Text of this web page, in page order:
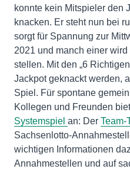
konnte kein Mitspieler den
knacken. Er steht nun bei
sorgt für Spannung zur
2021 und manch einer
stellen. Mit den „6
Jackpot geknackt werden,
Spiel. Für spontane
Kollegen und Freunden
Systemspiel an: Der Team-
Sachsenlotto-
wichtigen Informationen
Annahmestellen und auf